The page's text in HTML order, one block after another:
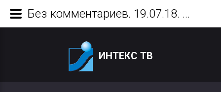
ИНТЕКС ТВ
Без комментариев. 19.07.18. Новый светофор заработал на ул. 50 лет ВЛКСМ.